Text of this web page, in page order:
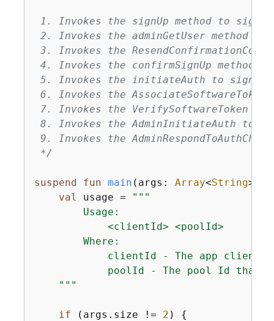
1. Invokes the signUp method to sign
2. Invokes the adminGetUser method
3. Invokes the
4. Invokes the confirmSignUp method.
5. Invokes the initiateAuth to sign in.
6. Invokes the
7. Invokes the VerifySoftwareToken
8. Invokes the AdminInitiateAuth to sign
9. Invokes the
*/
suspend fun main (args: Array<String>)
val usage =
"""
        Usage:
            <clientId> <poolId>
        Where:
clientId - The app client
poolId - The pool Id that
    """
if (args.size != 2 ) {